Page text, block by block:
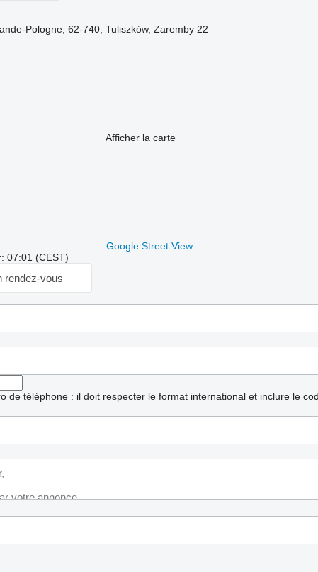
Pologne, 62-740, Tuliszków, Zaremby 22
Afficher la carte
Google Street View
07:01 (CEST)
rendez-vous
de téléphone : il doit respecter le format international et inclure le